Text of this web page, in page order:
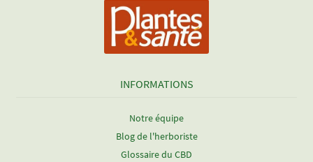
INFORMATIONS
Notre équipe
Blog de l'herboriste
Glossaire du CBD